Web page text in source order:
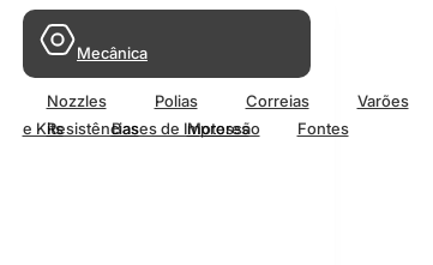
Resistências Motores
Fontes
Mecânica
Nozzles Polias Correias
Varões
e Kits
Bases de Impressão